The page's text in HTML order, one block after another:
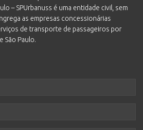
– SPUrbanuss é uma entidade civil, sem
as empresas concessionárias
de transporte de passageiros por
São Paulo.